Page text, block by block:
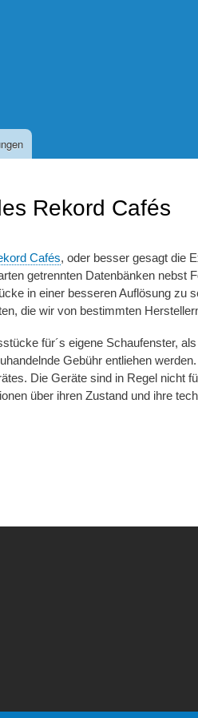
Rekord Cafés
Cafés, oder besser gesagt die
getrennten Datenbänken nebst
in einer besseren Auflösung zu
die wir von bestimmten
für´s eigene Schaufenster,
Gebühr entliehen
Die Geräte sind in Regel nicht
über ihren Zustand und ihre